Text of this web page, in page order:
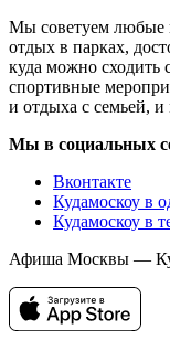
Мы советуем любые
отдых в парках,
куда можно сходить
спортивные
и отдыха с семьей, и
Мы в социальных
Вконтакте
Кудамоскоу в
Кудамоскоу в
Афиша Москвы —